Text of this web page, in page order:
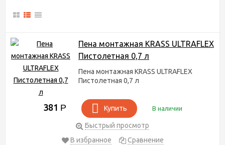
Пена монтажная KRASS ULTRAFLEX
Пистолетная 0,7 л
Пена монтажная KRASS ULTRAFLEX
Пистолетная 0,7 л
381 Р Купить В наличии
Быстрый просмотр
В избранное
Сравнение